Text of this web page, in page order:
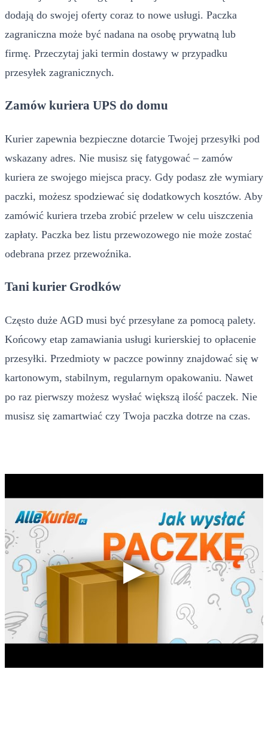
dodają do swojej oferty coraz to nowe usługi. Paczka
zagraniczna może być nadana na osobę prywatną lub
firmę. Przeczytaj jaki termin dostawy w przypadku
przesyłek zagranicznych.
Zamów kuriera UPS do domu
Kurier zapewnia bezpieczne dotarcie Twojej przesyłki pod
wskazany adres. Nie musisz się fatygować – zamów
kuriera ze swojego miejsca pracy. Gdy podasz złe wymiary
paczki, możesz spodziewać się dodatkowych kosztów. Aby
zamówić kuriera trzeba zrobić przelew w celu uiszczenia
zapłaty. Paczka bez listu przewozowego nie może zostać
odebrana przez przewoźnika.
Tani kurier Grodków
Często duże AGD musi być przesyłane za pomocą palety.
Końcowy etap zamawiania usługi kurierskiej to opłacenie
przesyłki. Przedmioty w paczce powinny znajdować się w
kartonowym, stabilnym, regularnym opakowaniu. Nawet
po raz pierwszy możesz wysłać większą ilość paczek. Nie
musisz się zamartwiać czy Twoja paczka dotrze na czas.